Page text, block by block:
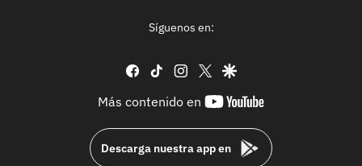
Síguenos en:
facebook
tiktok instagram
twittergoogle
Más contenido en
youtube-
Descarga nuestra app en